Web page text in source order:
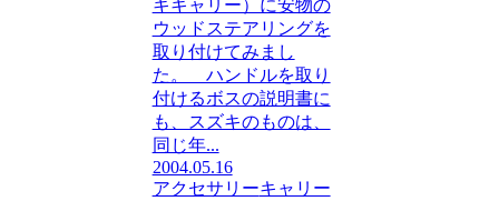
キキャリー）に安物の
ウッドステアリングを
取り付けてみまし
た。 ハンドルを取り
付けるボスの説明書に
も、スズキのものは、
同じ年...
2004.05.16
アクセサリーキャリー